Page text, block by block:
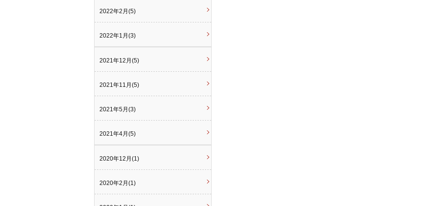
2022年2月(5)
2022年1月(3)
2021年12月(5)
2021年11月(5)
2021年5月(3)
2021年4月(5)
2020年12月(1)
2020年2月(1)